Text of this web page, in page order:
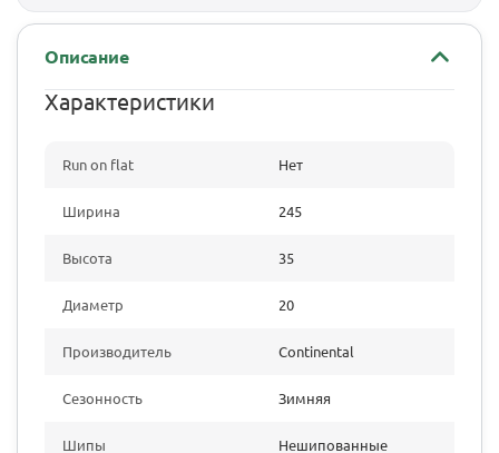
Описание
Характеристики
Run on flat Нет
Ширина 245
Высота 35
Диаметр 20
Производитель Continental
Сезонность Зимняя
Шипы Нешипованные